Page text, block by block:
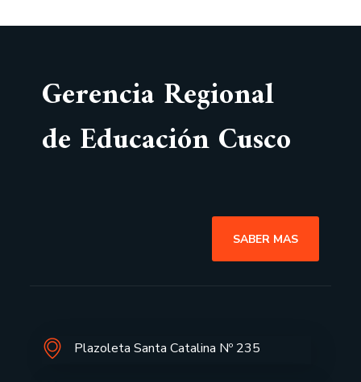
Gerencia Regional
de Educación Cusco
SABER MAS
Plazoleta Santa Catalina Nº 235